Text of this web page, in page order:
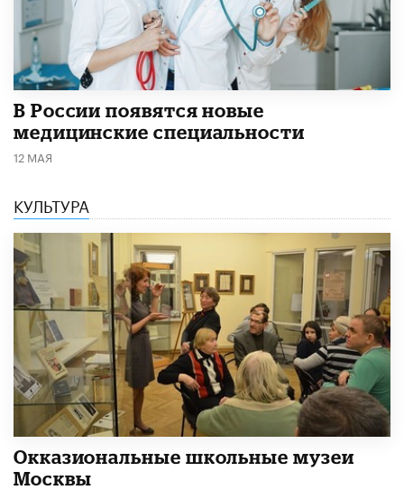
В России появятся новые
медицинские специальности
12 МАЯ
КУЛЬТУРА
​Окказиональные школьные музеи
Москвы